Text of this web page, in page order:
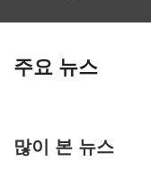
주요 뉴스
많이 본 뉴스